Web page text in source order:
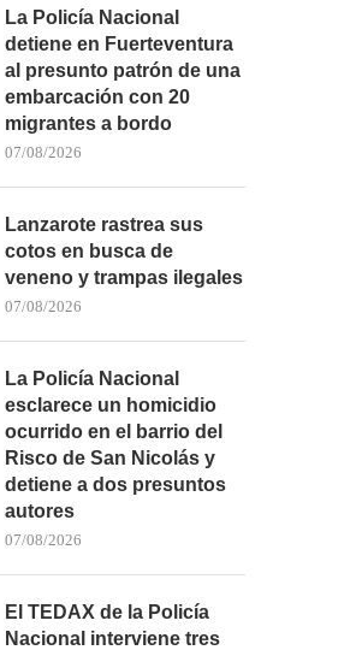
La Policía Nacional
detiene en Fuerteventura
al presunto patrón de una
embarcación con 20
migrantes a bordo
07/08/2026
Lanzarote rastrea sus
cotos en busca de
veneno y trampas ilegales
07/08/2026
La Policía Nacional
esclarece un homicidio
ocurrido en el barrio del
Risco de San Nicolás y
detiene a dos presuntos
autores
07/08/2026
El TEDAX de la Policía
Nacional interviene tres